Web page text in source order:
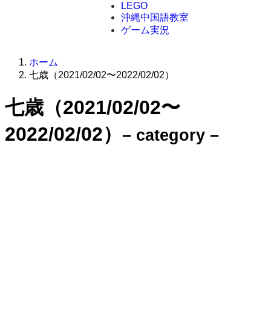
LEGO
沖縄中国語教室
ゲーム実況
ホーム
七歳（2021/02/02〜2022/02/02）
七歳（2021/02/02〜
2022/02/02） – category –